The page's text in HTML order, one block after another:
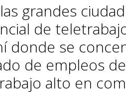
grandes
de
donde se
de empleos
alto en